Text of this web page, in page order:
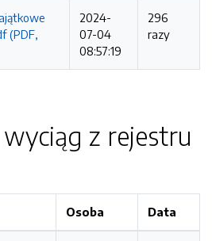
(PDF,
2024-
07-04
08:57:19
296
razy
z rejestru
Osoba Data